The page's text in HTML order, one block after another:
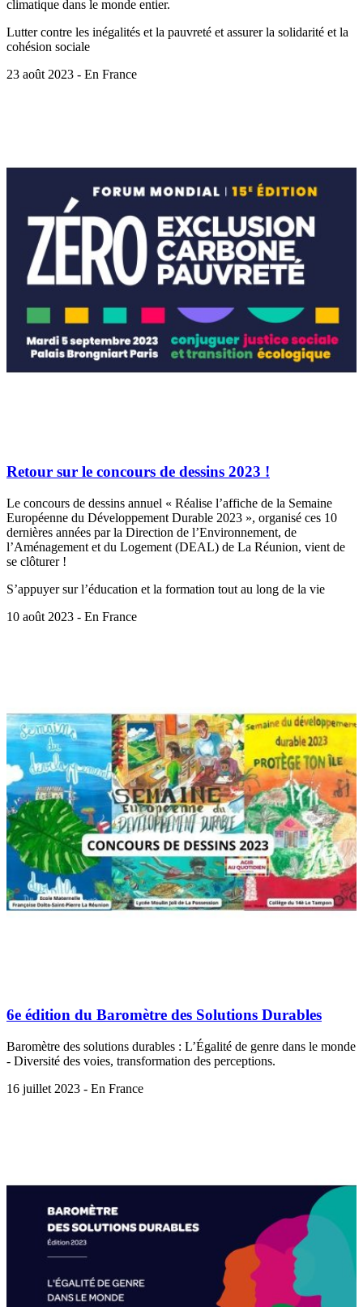
climatique dans le monde entier.
Lutter contre les inégalités et la pauvreté et assurer la solidarité et la
cohésion sociale
23 août 2023 - En France
Retour sur le concours de dessins 2023 !
Le concours de dessins annuel « Réalise l’affiche de la Semaine
Européenne du Développement Durable 2023 », organisé ces 10
dernières années par la Direction de l’Environnement, de
l’Aménagement et du Logement (DEAL) de La Réunion, vient de
se clôturer !
S’appuyer sur l’éducation et la formation tout au long de la vie
10 août 2023 - En France
6e édition du Baromètre des Solutions Durables
Baromètre des solutions durables : L’Égalité de genre dans le monde
- Diversité des voies, transformation des perceptions.
16 juillet 2023 - En France